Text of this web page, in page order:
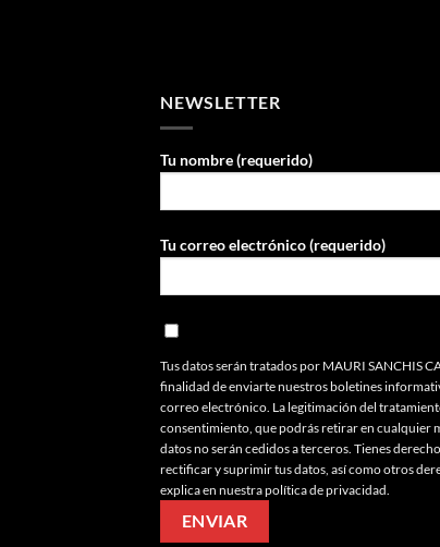
NEWSLETTER
Tu nombre (requerido)
Tu correo electrónico (requerido)
Tus datos serán tratados por MAURI SANCHIS
finalidad de enviarte nuestros boletines
correo electrónico. La legitimación del
consentimiento, que podrás retirar en cualquier
datos no serán cedidos a terceros. Tienes
rectificar y suprimir tus datos, así como otros
explica en nuestra política de privacidad.